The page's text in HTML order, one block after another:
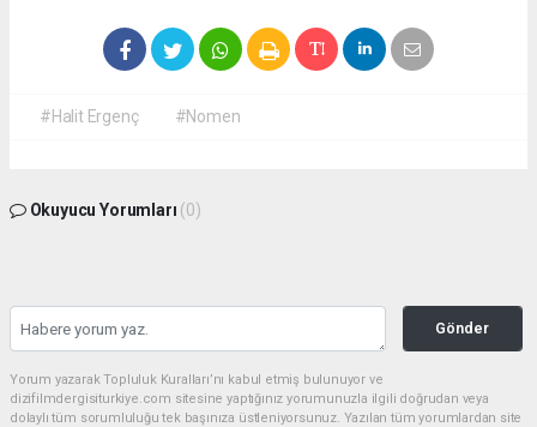
#Halit Ergenç #Nomen
Okuyucu Yorumları (0)
Gönder
Yorum yazarak Topluluk Kuralları’nı kabul etmiş bulunuyor ve
dizifilmdergisiturkiye.com sitesine yaptığınız yorumunuzla ilgili doğrudan veya
dolaylı tüm sorumluluğu tek başınıza üstleniyorsunuz. Yazılan tüm yorumlardan site